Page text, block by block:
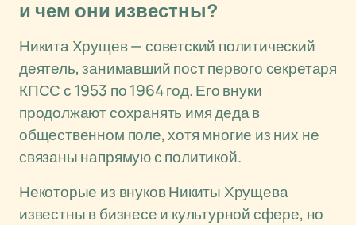
и чем они известны?
Никита Хрущев — советский политический
деятель, занимавший пост первого секретаря
КПСС с 1953 по 1964 год. Его внуки
продолжают сохранять имя деда в
общественном поле, хотя многие из них не
связаны напрямую с политикой.
Некоторые из внуков Никиты Хрущева
известны в бизнесе и культурной сфере, но